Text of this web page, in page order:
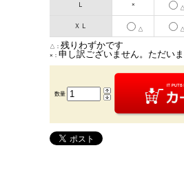
Ｌ ×
△
ＸＬ △ △
△： 残りわずかです
×： 申し訳ございません。ただい
数量